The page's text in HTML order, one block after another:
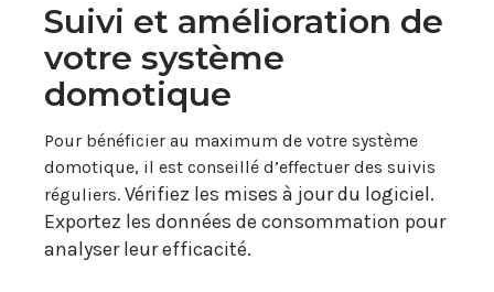
Suivi et amélioration de
votre système
domotique
Pour bénéficier au maximum de votre système
domotique, il est conseillé d’effectuer des suivis
réguliers. Vérifiez les mises à jour du logiciel.
Exportez les données de consommation pour
analyser leur efficacité.